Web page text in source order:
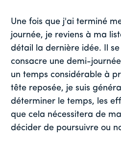
Une fois que j'ai terminé
journée, je reviens à ma
détail la dernière idée. Il
consacre une demi-
un temps considérable à
tête reposée, je suis
déterminer le temps, les
que cela nécessitera de
décider de poursuivre ou